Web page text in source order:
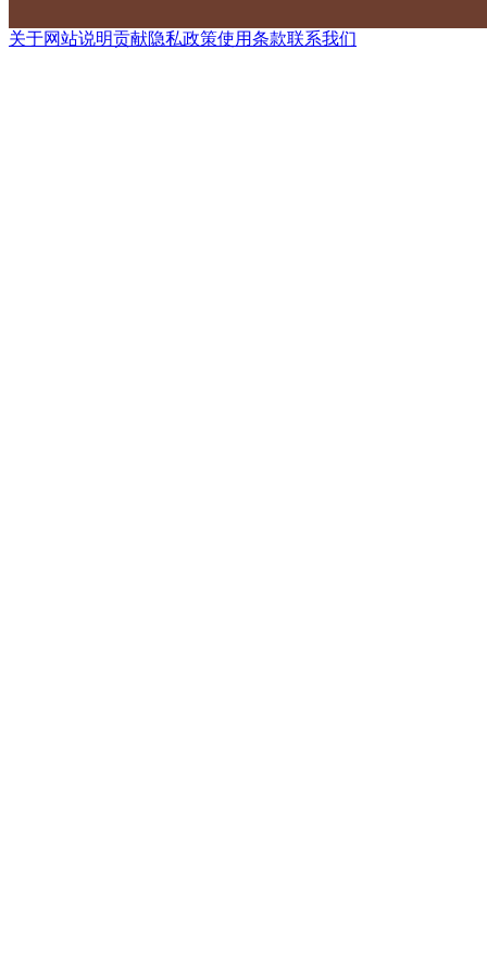
关于网站说明贡献隐私政策使用条款联系我们